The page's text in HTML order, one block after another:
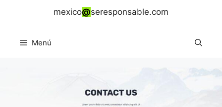
mexico@seresponsable.com
Menú